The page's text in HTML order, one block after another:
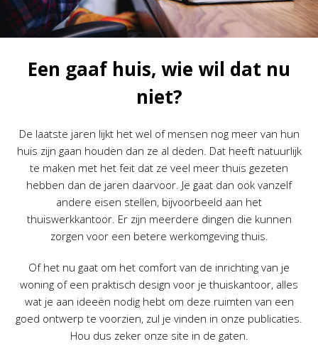
Een gaaf huis, wie wil dat nu
niet?
De laatste jaren lijkt het wel of mensen nog meer van hun
huis zijn gaan houden dan ze al deden. Dat heeft natuurlijk
te maken met het feit dat ze veel meer thuis gezeten
hebben dan de jaren daarvoor. Je gaat dan ook vanzelf
andere eisen stellen, bijvoorbeeld aan het
thuiswerkkantoor. Er zijn meerdere dingen die kunnen
zorgen voor een betere werkomgeving thuis.
Of het nu gaat om het comfort van de inrichting van je
woning of een praktisch design voor je thuiskantoor, alles
wat je aan ideeën nodig hebt om deze ruimten van een
goed ontwerp te voorzien, zul je vinden in onze publicaties.
Hou dus zeker onze site in de gaten.